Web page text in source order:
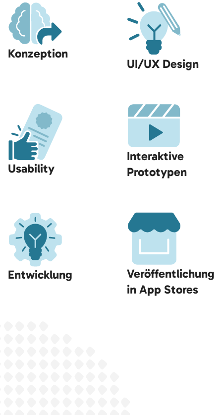
Konzeption
UI/UX Design
Usability
Interaktive
Prototypen
Entwicklung
Veröffentlichung
in App Stores